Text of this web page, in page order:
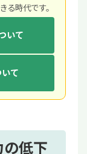
る時代です。
いて
て
低下